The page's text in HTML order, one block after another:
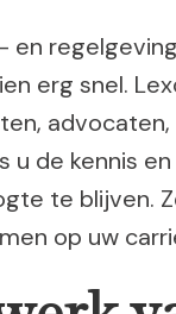
en
erg snel.
u de kennis
te blijven.
op uw